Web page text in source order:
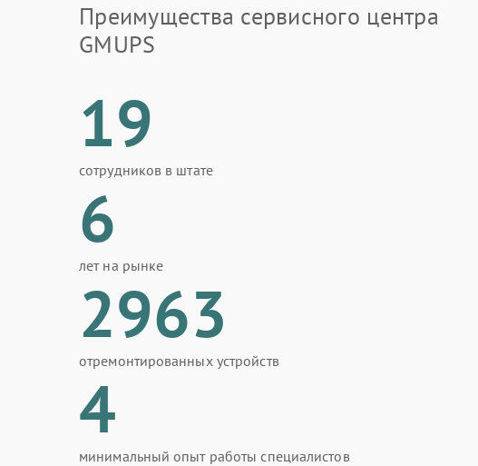
Преимущества сервисного центра
GMUPS
19
сотрудников в штате
6
лет на рынке
2963
отремонтированных устройств
4
минимальный опыт работы специалистов